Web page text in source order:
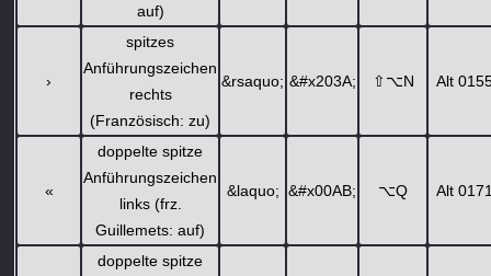
auf)
›
spitzes
Anführungszeichen
rechts
(Französisch: zu)
&rsaquo; &#x203A; ⇧ ⌥N Alt
«
doppelte spitze
Anführungszeichen
links (frz.
Guillemets: auf)
&laquo; &#x00AB; ⌥Q Alt
doppelte spitze